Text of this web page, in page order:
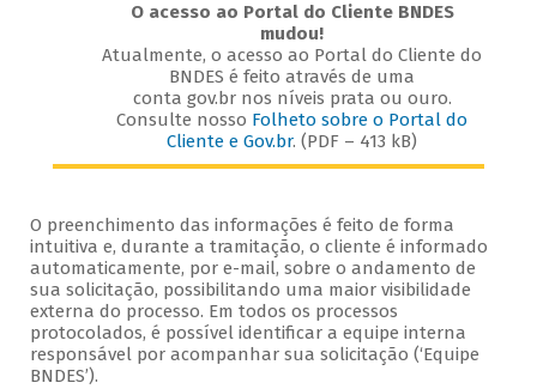
O acesso ao Portal do Cliente BNDES
mudou!
Atualmente, o acesso ao Portal do Cliente do
BNDES é feito através de uma
conta gov.br nos níveis prata ou ouro.
Consulte nosso Folheto sobre o Portal do
Cliente e Gov.br. (PDF – 413 kB)
O preenchimento das informações é feito de forma
intuitiva e, durante a tramitação, o cliente é informado
automaticamente, por e-mail, sobre o andamento de
sua solicitação, possibilitando uma maior visibilidade
externa do processo. Em todos os processos
protocolados, é possível identificar a equipe interna
responsável por acompanhar sua solicitação (‘Equipe
BNDES’).